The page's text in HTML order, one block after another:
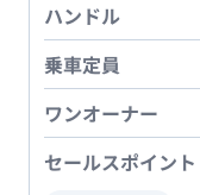
ハンドル
乗車定員
ワンオーナー
セールスポイント